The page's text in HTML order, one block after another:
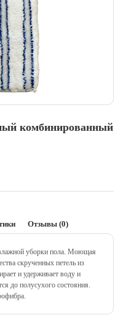
комбинированный
Отзывы (0)
уборки пола. Моющая
скрученных петель из
и удерживает воду и
до полусухого состояния.